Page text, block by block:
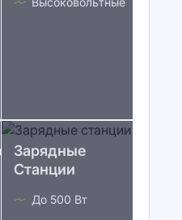
Зарядные
Станции
До 500 Вт